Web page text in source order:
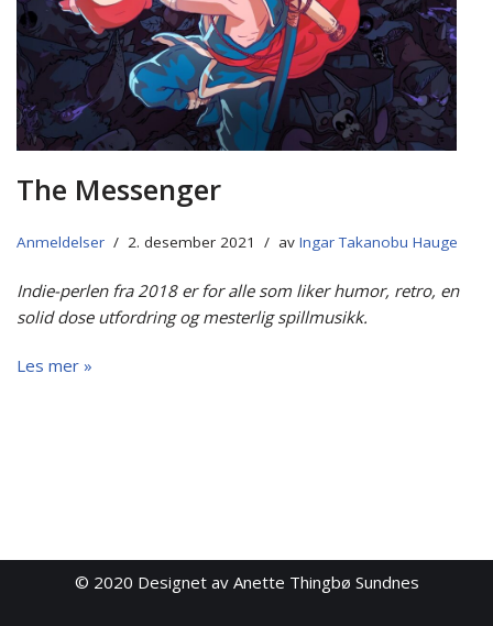
The Messenger
Anmeldelser 2. desember 2021 av Ingar Takanobu Hauge
Indie-perlen fra 2018 er for alle som liker humor, retro, en
solid dose utfordring og mesterlig spillmusikk.
Les mer »
© 2020 Designet av Anette Thingbø Sundnes